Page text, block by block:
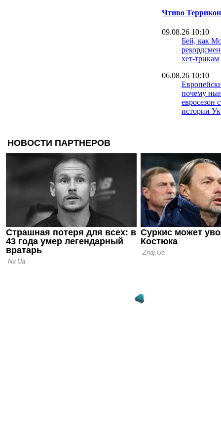
Чтиво
09.08.26 10:10
Бей, как
хет-
06.08.26 10:10
почему
евросезон
истории
2016 года
31.07.26 10:10
36-й
сезона
30.07.26 10:10
старта